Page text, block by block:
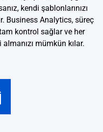
kendi şablonlarınızı
Business Analytics, süreç
kontrol sağlar ve her
mümkün kılar.